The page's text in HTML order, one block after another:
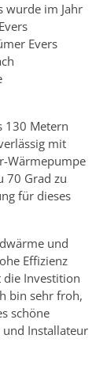
wurde im Jahr
Evers
130 Metern
mit
Wärmepumpe
70 Grad zu
für dieses
und
Effizienz
Investition
bin sehr froh,
schöne
und Installateur